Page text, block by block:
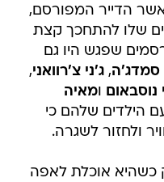
הדייר המפורסם,
שלו להתחכך קצת
שפגש היו גם
סמדג'ה,ג'ני צ'רוואני,
נוסבאום ומאיה
הילדים שלהם כי
ולחזור לשגרה.
כשהיא אוכלת לאפה